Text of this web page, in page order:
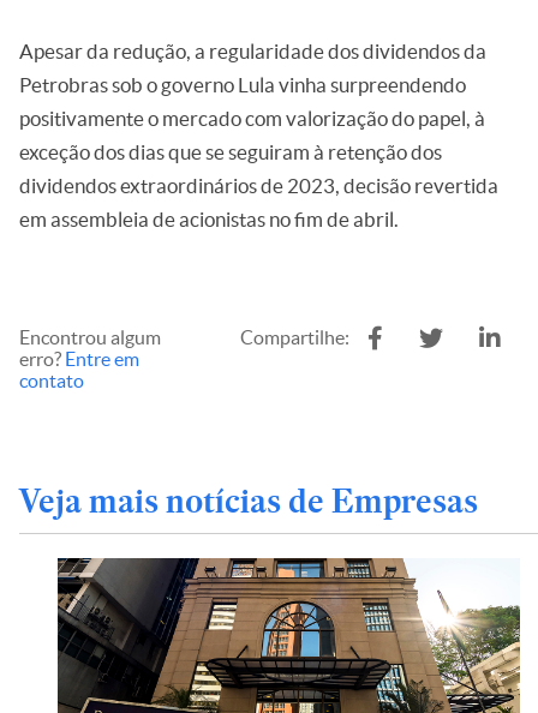
Apesar da redução, a regularidade dos dividendos da
Petrobras sob o governo Lula vinha surpreendendo
positivamente o mercado com valorização do papel, à
exceção dos dias que se seguiram à retenção dos
dividendos extraordinários de 2023, decisão revertida
em assembleia de acionistas no fim de abril.
Encontrou algum
erro? Entre em
contato
Compartilhe:
Veja mais notícias de Empresas